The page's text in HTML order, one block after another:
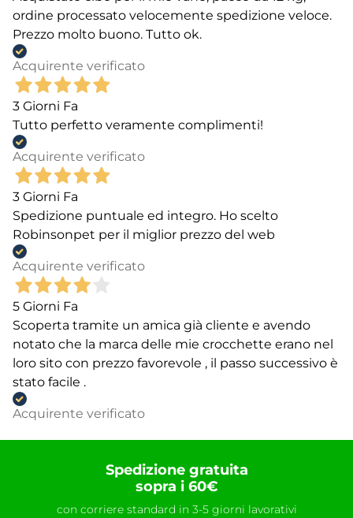
ordine processato velocemente spedizione veloce.
Prezzo molto buono. Tutto ok.
Acquirente verificato
3 Giorni Fa
Tutto perfetto veramente complimenti!
Acquirente verificato
3 Giorni Fa
Spedizione puntuale ed integro. Ho scelto
Robinsonpet per il miglior prezzo del web
Acquirente verificato
5 Giorni Fa
Scoperta tramite un amica già cliente e avendo
notato che la marca delle mie crocchette erano nel
loro sito con prezzo favorevole , il passo successivo è
stato facile .
Acquirente verificato
Spedizione gratuita
sopra i 60€
con corriere standard in 3-5 giorni lavorativi